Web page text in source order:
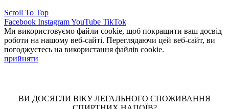
Scroll To Top
Facebook InstagramYouTube TikTok
Ми використовуємо файли cookie, щоб покращити ваш досвід
роботи на нашому веб-сайті. Переглядаючи цей веб-сайт, ви
погоджуєтесь на використання файлів cookie.
прийняти
ВИ ДОСЯГЛИ ВІКУ ЛЕГАЛЬНОГО СПОЖИВАННЯ